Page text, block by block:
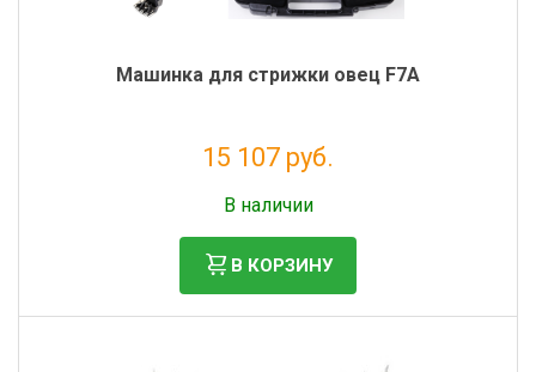
Машинка для стрижки овец F7A
15 107 руб.
В наличии
В КОРЗИНУ